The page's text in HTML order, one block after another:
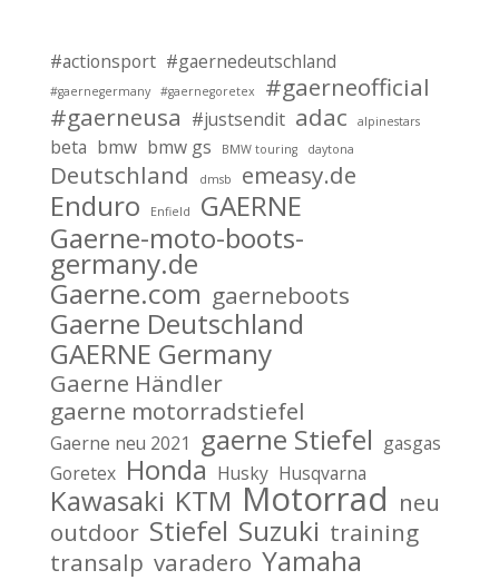
#actionsport #gaernedeutschland
#gaernegermany #gaernegoretex
#gaerneofficial
#gaerneusa #justsendit adac alpinestars
beta bmw bmw gs BMW touring daytona
Deutschland dmsb emeasy.de
Enduro Enfield
GAERNE
Gaerne-moto-boots-
germany.de
Gaerne.com gaerneboots
Gaerne Deutschland
GAERNE Germany
Gaerne Händler
gaerne motorradstiefel
Gaerne neu 2021 gaerne Stiefel gasgas
Goretex Honda Husky Husqvarna
Kawasaki KTM Motorrad neu
outdoor Stiefel Suzuki training
transalp varadero Yamaha